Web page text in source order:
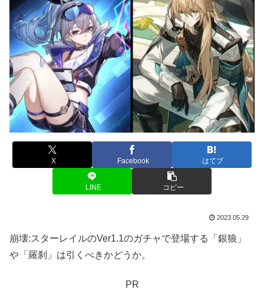
X Facebook はてブ
LINE コピー
2023.05.29
崩壊:スターレイルのVer1.1のガチャで登場する「銀狼」
や「羅刹」は引くべきかどうか。
PR